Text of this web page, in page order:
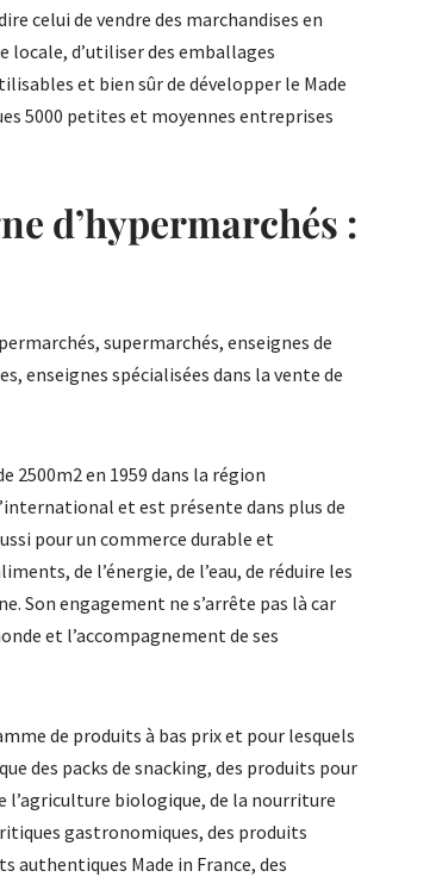
celui de vendre des marchandises en
locale, d’utiliser des emballages
et bien sûr de développer le Made
5000 petites et moyennes entreprises
d’hypermarchés :
supermarchés, enseignes de
enseignes spécialisées dans la vente de
2500m2 en 1959 dans la région
et est présente dans plus de
pour un commerce durable et
de l’énergie, de l’eau, de réduire les
Son engagement ne s’arrête pas là car
et l’accompagnement de ses
de produits à bas prix et pour lesquels
des packs de snacking, des produits pour
l’agriculture biologique, de la nourriture
gastronomiques, des produits
authentiques Made in France, des